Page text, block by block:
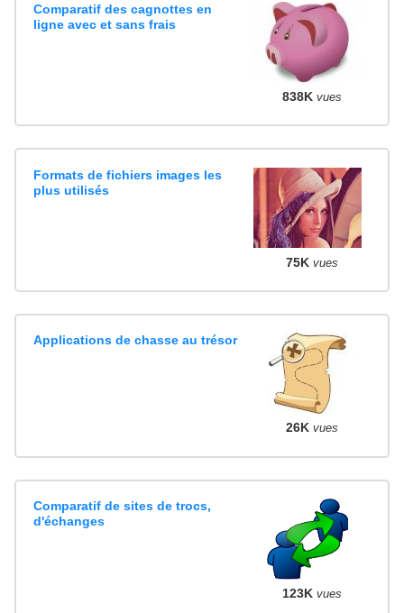
Comparatif des cagnottes en
ligne avec et sans frais
838K vues
Formats de fichiers images les
plus utilisés
75K vues
Applications de chasse au trésor
26K vues
Comparatif de sites de trocs,
d'échanges
123K vues